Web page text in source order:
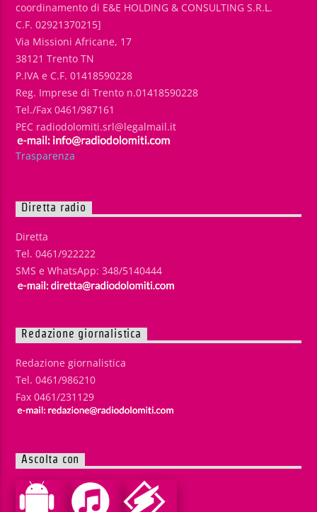
coordinamento di E&E HOLDING & CONSULTING S.R.L.
C.F. 02921370215]
Via Missioni Africane, 17
38121 Trento TN
P.IVA e C.F. 01418590228
Reg. Imprese di Trento n.01418590228
Tel./Fax 0461/987161
PEC radiodolomiti.srl@legalmail.it
Trasparenza
Diretta radio
Diretta
Tel. 0461/922222
SMS e WhatsApp: 348/5140444
Redazione giornalistica
Redazione giornalistica
Tel. 0461/986210
Fax 0461/231129
Ascolta con